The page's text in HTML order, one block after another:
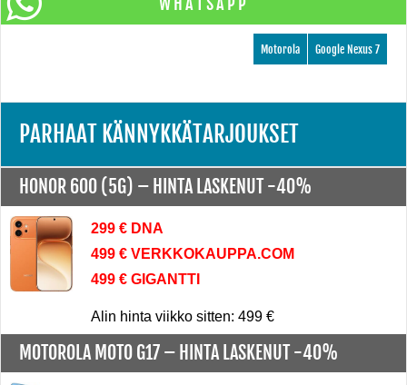
Google Nexus 7
Motorola
PARHAAT KÄNNYKKÄTARJOUKSET
HONOR 600 (5G) – HINTA LASKENUT -40%
299 € DNA
499 € VERKKOKAUPPA.COM
499 € GIGANTTI
Alin hinta viikko sitten: 499 €
MOTOROLA MOTO G17 – HINTA LASKENUT -40%